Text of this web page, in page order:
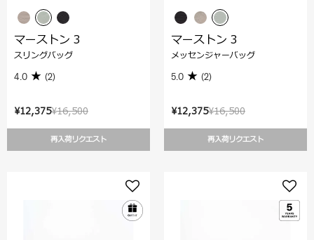
¥16,500
¥12,375
再入荷リクエスト
マーストン 3
スリングバッグ
4.0 (2)
¥16,500
¥12,375
再入荷リクエスト
マーストン 3
メッセンジャーバッグ
5.0 (2)